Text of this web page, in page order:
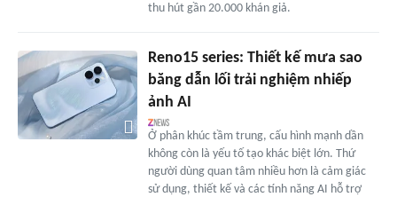
thu hút gần 20.000 khán giả.
Reno15 series: Thiết kế mưa sao
băng dẫn lối trải nghiệm nhiếp
ảnh AI
Ở phân khúc tầm trung, cấu hình mạnh dần
không còn là yếu tố tạo khác biệt lớn. Thứ
người dùng quan tâm nhiều hơn là cảm giác
sử dụng, thiết kế và các tính năng AI hỗ trợ